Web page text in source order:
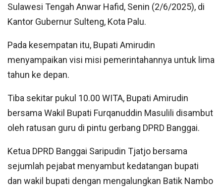
Sulawesi Tengah Anwar Hafid, Senin (2/6/2025), di
Kantor Gubernur Sulteng, Kota Palu.
Pada kesempatan itu, Bupati Amirudin
menyampaikan visi misi pemerintahannya untuk lima
tahun ke depan.
Tiba sekitar pukul 10.00 WITA, Bupati Amirudin
bersama Wakil Bupati Furqanuddin Masulili disambut
oleh ratusan guru di pintu gerbang DPRD Banggai.
Ketua DPRD Banggai Saripudin Tjatjo bersama
sejumlah pejabat menyambut kedatangan bupati
dan wakil bupati dengan mengalungkan Batik Nambo